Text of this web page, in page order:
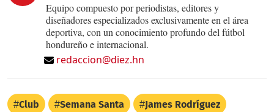
Equipo compuesto por periodistas, editores y
diseñadores especializados exclusivamente en el área
deportiva, con un conocimiento profundo del fútbol
hondureño e internacional.
redaccion@diez.hn
Club Semana Santa James Rodríguez